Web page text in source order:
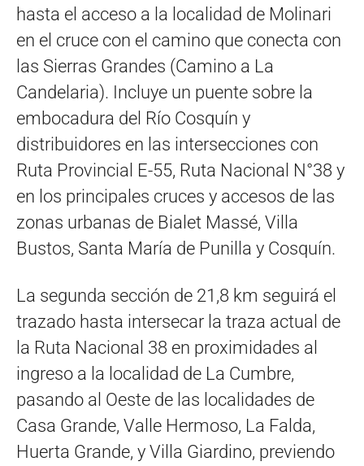
hasta el acceso a la localidad de Molinari
en el cruce con el camino que conecta con
las Sierras Grandes (Camino a La
Candelaria). Incluye un puente sobre la
embocadura del Río Cosquín y
distribuidores en las intersecciones con
Ruta Provincial E-55, Ruta Nacional N°38 y
en los principales cruces y accesos de las
zonas urbanas de Bialet Massé, Villa
Bustos, Santa María de Punilla y Cosquín.
La segunda sección de 21,8 km seguirá el
trazado hasta intersecar la traza actual de
la Ruta Nacional 38 en proximidades al
ingreso a la localidad de La Cumbre,
pasando al Oeste de las localidades de
Casa Grande, Valle Hermoso, La Falda,
Huerta Grande, y Villa Giardino, previendo